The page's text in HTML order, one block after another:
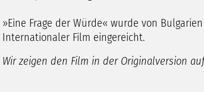
»Eine Frage der Würde« wurde von
Internationaler Film eingereicht.
Wir zeigen den Film in der Originalversion